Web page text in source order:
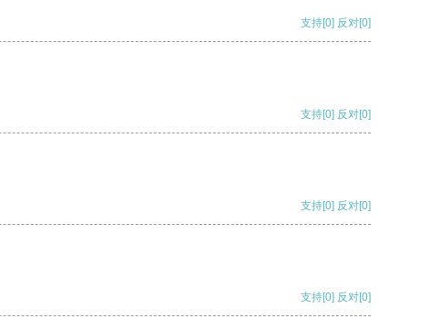
支持[0] 反对[0]
支持[0] 反对[0]
支持[0] 反对[0]
支持[0] 反对[0]